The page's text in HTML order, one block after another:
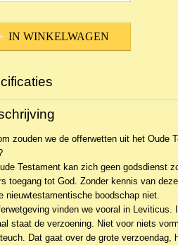
IN WINKELWAGEN
zouden we de offerwetten uit het Oude
Testament kan zich geen godsdienst
toegang tot God. Zonder kennis van
nieuwtestamentische boodschap niet.
vinden we vooral in
staat de verzoening. Niet voor niets
Dat gaat over de grote